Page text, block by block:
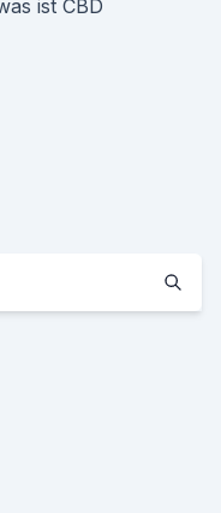
ist CBD